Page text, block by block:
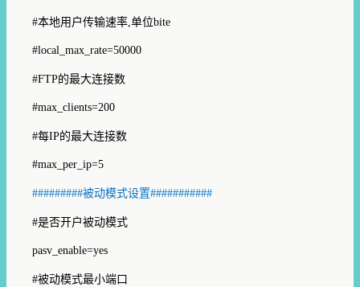
#本地用户传输速率 单位bite
#local_max_rate=50000
#FTP的最大连接数
#max_clients=200
#每IP的最大连接数
#max_per_ip=5
#########被动模式设置###########
#是否开户被动模式
pasv_enable=yes
#被动模式最小端口